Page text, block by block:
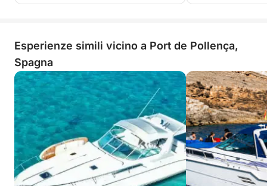
Esperienze simili vicino a Port de Pollença,
Spagna